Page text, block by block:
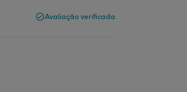
Avaliação verificada